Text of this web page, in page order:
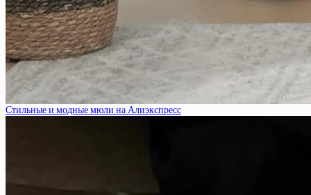
Стильные и модные мюли на Алиэкспресс